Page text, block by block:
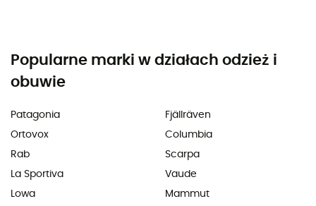
Popularne marki w działach odzież i
obuwie
Patagonia
Ortovox
Rab
La Sportiva
Lowa
Fjällräven
Columbia
Scarpa
Vaude
Mammut